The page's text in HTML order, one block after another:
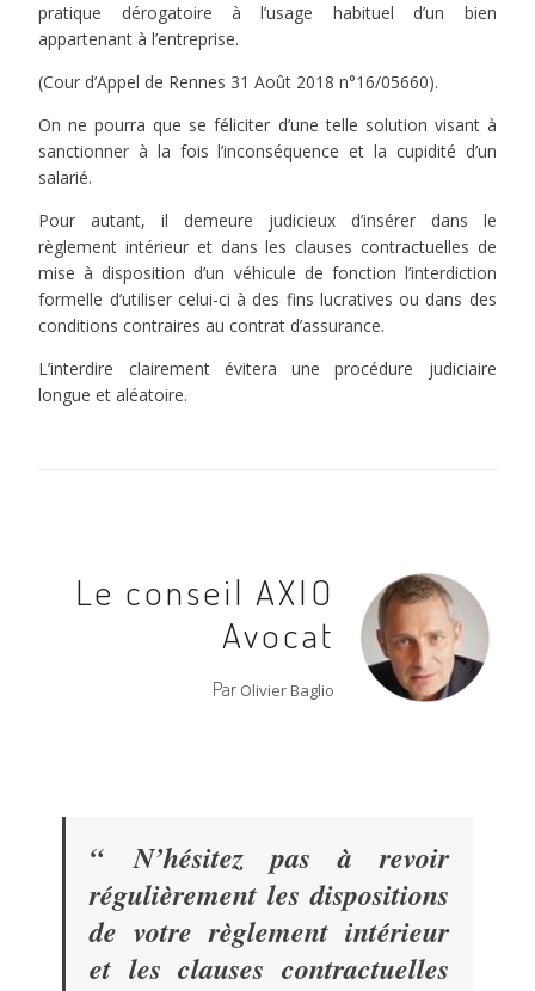
pratique dérogatoire à l’usage habituel d’un bien
appartenant à l’entreprise.
(Cour d’Appel de Rennes 31 Août 2018 n°16/05660).
On ne pourra que se féliciter d’une telle solution visant à
sanctionner à la fois l’inconséquence et la cupidité d’un
salarié.
Pour autant, il demeure judicieux d’insérer dans le
règlement intérieur et dans les clauses contractuelles de
mise à disposition d’un véhicule de fonction l’interdiction
formelle d’utiliser celui-ci à des fins lucratives ou dans des
conditions contraires au contrat d’assurance.
L’interdire clairement évitera une procédure judiciaire
longue et aléatoire.
Le conseil AXIO
Avocat
Par Olivier Baglio
“N’hésitez pas à revoir
régulièrement les dispositions
de votre règlement intérieur
et les clauses contractuelles